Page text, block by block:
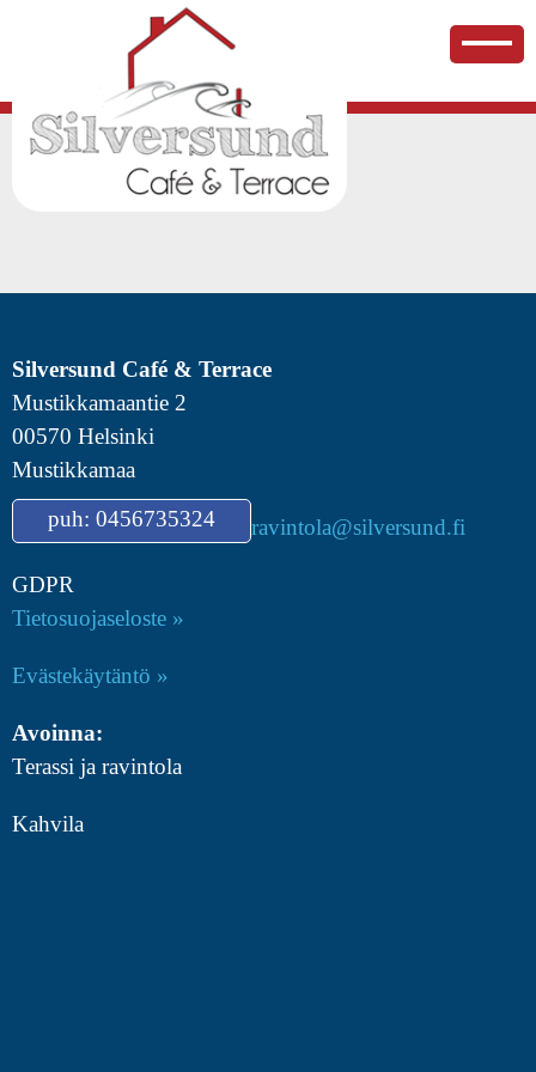
Silversund Café & Terrace
Mustikkamaantie 2
00570 Helsinki
Mustikkamaa
puh: 0456735324
ravintola@silversund.fi
GDPR
Tietosuojaseloste »
Evästekäytäntö »
Avoinna:
Terassi ja ravintola
Kahvila